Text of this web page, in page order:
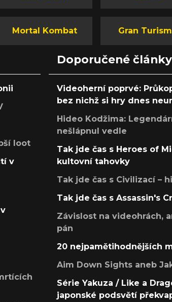
Mortal Kombat Gran
loot
v
Doporučené články
Videoherní poprvé:
bez nichž si hry dnes
Hideo Kodžima:
nešlápnul vedle
Tak jde čas s Heroes of
kultovní tahovky
Tak jde čas s Civilizací –
Tak jde čas s Assassin's
Závislost na videohrách,
pán
20 nejpamětihodnějších
Aim Down Sights aneb
Série Yakuza / Like a
japonské podsvětí